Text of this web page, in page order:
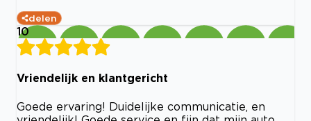
delen
10
Vriendelijk en klantgericht
Goede ervaring! Duidelijke communicatie, en